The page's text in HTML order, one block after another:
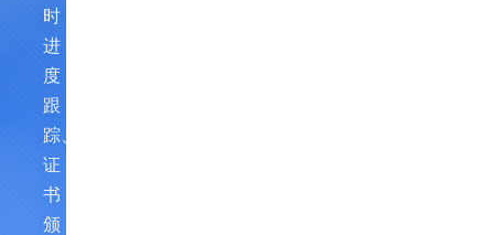
时
进
度
跟
踪、
证
书
颁